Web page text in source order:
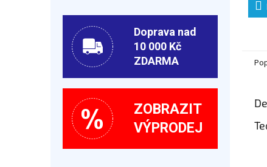
Doprava nad
10 000 Kč
ZDARMA
ZOBRAZIT
VÝPRODEJ